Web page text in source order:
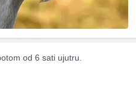
od 6 sati ujutru.